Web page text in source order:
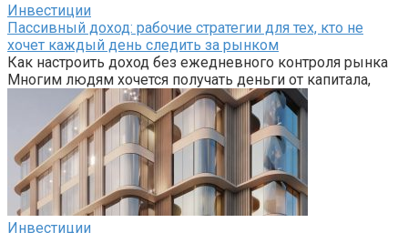
Инвестиции
Пассивный доход: рабочие стратегии для тех, кто не
хочет каждый день следить за рынком
Как настроить доход без ежедневного контроля рынка
Многим людям хочется получать деньги от капитала,
Инвестиции